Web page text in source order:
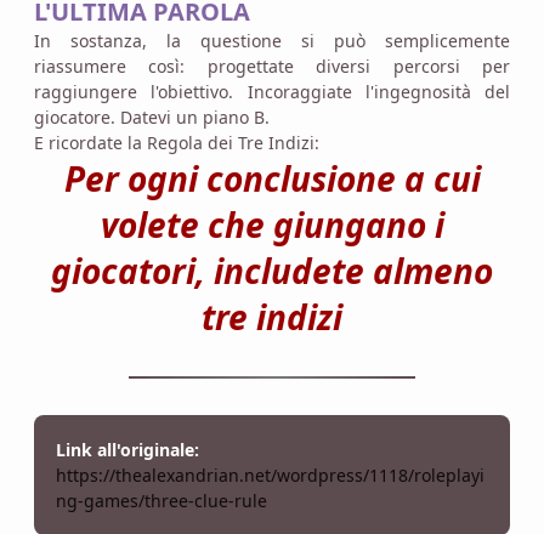
L'ULTIMA PAROLA
In sostanza, la questione si può semplicemente
riassumere così: progettate diversi percorsi per
raggiungere l'obiettivo. Incoraggiate l'ingegnosità del
giocatore. Datevi un piano B.
E ricordate la Regola dei Tre Indizi:
Per ogni conclusione a cui
volete che giungano i
giocatori, includete almeno
tre indizi
Link all'originale:
https://thealexandrian.net/wordpress/1118/roleplayi
ng-games/three-clue-rule